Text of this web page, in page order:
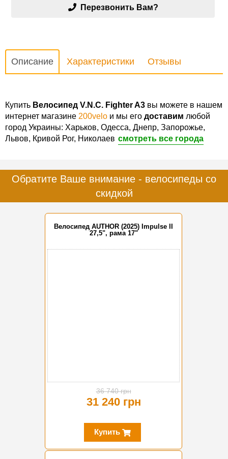
Перезвонить Вам?
Описание Характеристики Отзывы
Купить Велосипед V.N.C. Fighter A3 вы можете в нашем
интернет магазине 200velo и мы его доставим любой
город Украины: Харьков, Одесса, Днепр, Запорожье,
Львов, Кривой Рог, Николаев смотреть все города
Обратите Ваше внимание - велосипеды со
скидкой
Велосипед AUTHOR (2025) Impulse II
27,5", рама 17"
36 740 грн
31 240 грн
Купить